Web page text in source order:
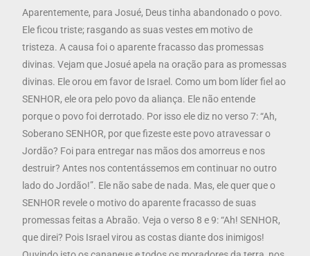
Aparentemente, para Josué, Deus tinha abandonado o povo.
Ele ficou triste; rasgando as suas vestes em motivo de
tristeza. A causa foi o aparente fracasso das promessas
divinas. Vejam que Josué apela na oração para as promessas
divinas. Ele orou em favor de Israel. Como um bom líder fiel ao
SENHOR, ele ora pelo povo da aliança. Ele não entende
porque o povo foi derrotado. Por isso ele diz no verso 7: “Ah,
Soberano SENHOR, por que fizeste este povo atravessar o
Jordão? Foi para entregar nas mãos dos amorreus e nos
destruir? Antes nos contentássemos em continuar no outro
lado do Jordão!”. Ele não sabe de nada. Mas, ele quer que o
SENHOR revele o motivo do aparente fracasso de suas
promessas feitas a Abraão. Veja o verso 8 e 9: “Ah! SENHOR,
que direi? Pois Israel virou as costas diante dos inimigos!